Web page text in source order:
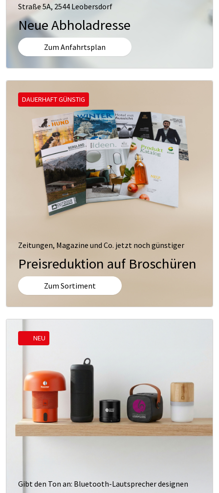
Straße 5A, 2544 Leobersdorf
Neue Abholadresse
Zum Anfahrtsplan
DAUERHAFT GÜNSTIG
Zeitungen, Magazine und Co. jetzt noch günstiger
Preisreduktion auf Broschüren
Zum Sortiment
NEU
Gibt den Ton an: Bluetooth-Lautsprecher designen